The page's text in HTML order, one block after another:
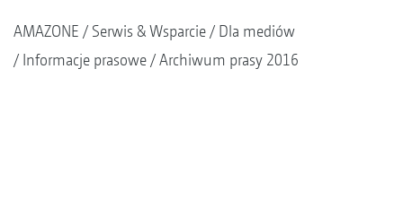
AMAZONE Serwis & Wsparcie
Dla mediów
Informacje prasowe
Archiwum prasy 2016